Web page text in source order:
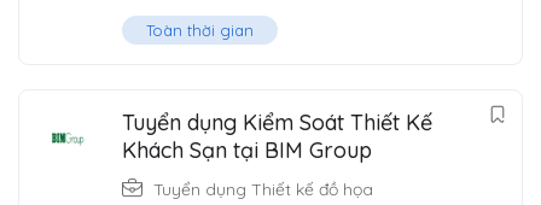
Toàn thời gian
Tuyển dụng Kiểm Soát Thiết Kế
Khách Sạn tại BIM Group
Tuyển dụng Thiết kế đồ họa